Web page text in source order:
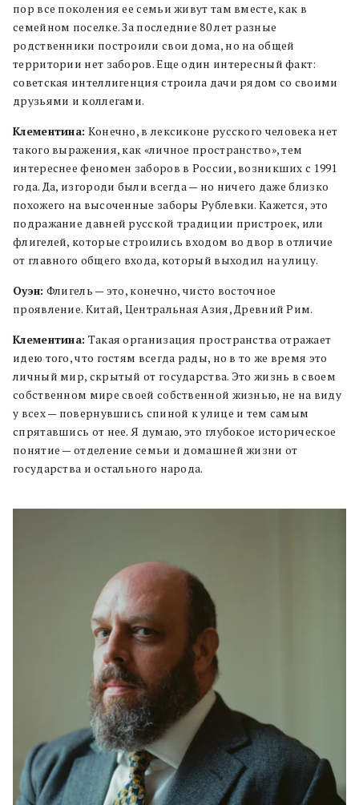
пор все поколения ее семьи живут там вместе, как в
семейном поселке. За последние 80 лет разные
родственники построили свои дома, но на общей
территории нет заборов. Еще один интересный факт:
советская интеллигенция строила дачи рядом со своими
друзьями и коллегами.
Клементина: Конечно, в лексиконе русского человека нет
такого выражения, как «личное пространство», тем
интереснее феномен заборов в России, возникших с 1991
года. Да, изгороди были всегда — но ничего даже близко
похожего на высоченные заборы Рублевки. Кажется, это
подражание давней русской традиции пристроек, или
флигелей, которые строились входом во двор в отличие
от главного общего входа, который выходил на улицу.
Оуэн: Флигель — это, конечно, чисто восточное
проявление. Китай, Центральная Азия, Древний Рим.
Клементина: Такая организация пространства отражает
идею того, что гостям всегда рады, но в то же время это
личный мир, скрытый от государства. Это жизнь в своем
собственном мире своей собственной жизнью, не на виду
у всех — повернувшись спиной к улице и тем самым
спрятавшись от нее. Я думаю, это глубокое историческое
понятие — отделение семьи и домашней жизни от
государства и остального народа.